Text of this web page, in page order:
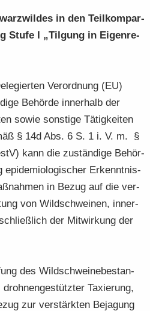
in den Teil­kom­par­
Stufe I „Til­gung in Ei­gen­re­
Ver­ord­nung (EU)
Be­hör­de in­ner­halb der
sowie sons­ti­ge Tä­tig­kei­ten
§ 14d Abs. 6 S. 1 i. V. m. §
kann die zu­stän­di­ge Be­hör­
epi­de­mio­lo­gi­scher Er­kennt­nis­
in Bezug auf die ver­
von Wild­schwei­nen, in­ner­
der Mit­wir­kung der
des Wild­schwei­ne­be­stan­
Ta­xie­rung,
zur ver­stärk­ten Be­ja­gung